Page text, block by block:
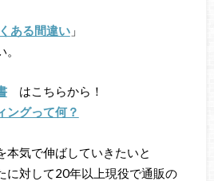
ある間違い」
はこちらから！
ングって何？
本気で伸ばしていきたいと
に対して20年以上現役で通販の